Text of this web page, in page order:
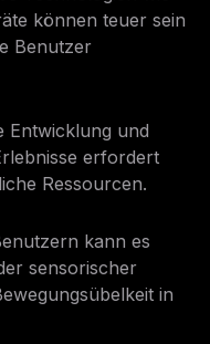
können teuer sein
Benutzer
Entwicklung und
erfordert
Ressourcen.
kann es
sensorischer
in